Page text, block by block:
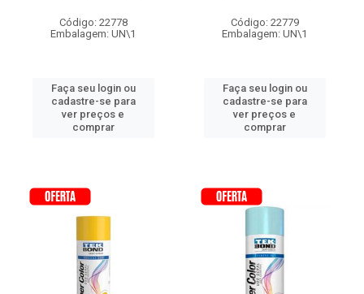
Código: 22778
Embalagem: UN\1
Faça seu login ou
cadastre-se para
ver preços e
comprar
Código: 22779
Embalagem: UN\1
Faça seu login ou
cadastre-se para
ver preços e
comprar